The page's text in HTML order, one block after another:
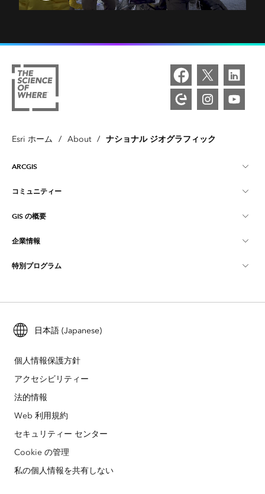
Esri ホーム / About / ナショナル ジオグラフィック
ARCGIS
ArcGIS の概要
マッピング
開発者向けテクノロジー
ArcGIS Location Platform
Esri ストア
ArcGIS Architecture Center
コミュニティー
Esri Community
ArcGIS ブログ
ユーザー調査およびテスト
Esri Young Professionals Network
イベント
GIS の概要
GIS とは
ロケーション インテリジェンス
ArcUser
ArcNews
ArcWatch
Esri Press
GIS 用語集
企業情報
Esri について
採用情報
パートナー
企業行動規範
環境および持続可能性の取り組み
サイトマップ
特別プログラム
ArcGIS for Student Use
災害対応
非営利組織
日本語 (Japanese)
個人情報保護方針
アクセシビリティー
法的情報
Web 利用規約
セキュリティー センター
Cookie の管理
私の個人情報を共有しない